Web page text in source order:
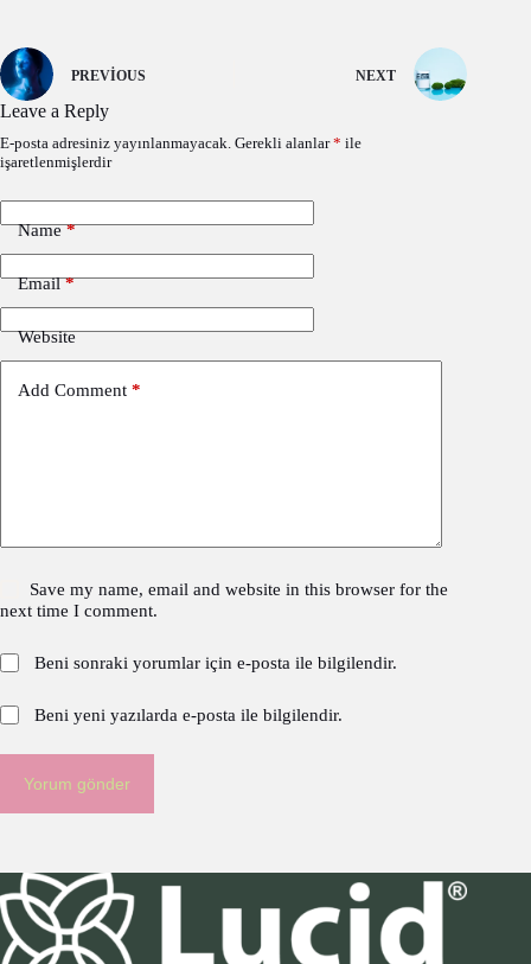
PREVIOUS NEXT
Leave a Reply
E-posta adresiniz yayınlanmayacak. Gerekli alanlar* ile
işaretlenmişlerdir
Name*
Email*
Website
Add Comment *
Save my name, email and website in this browser for the
next time I comment.
Beni sonraki yorumlar için e-posta ile bilgilendir.
Beni yeni yazılarda e-posta ile bilgilendir.
Yorum gönder